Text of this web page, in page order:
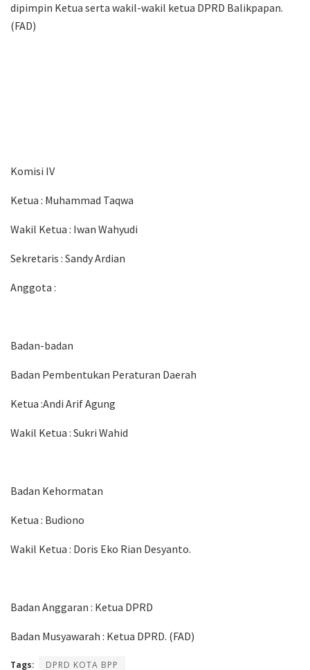
dipimpin Ketua serta wakil-wakil ketua DPRD Balikpapan.
(FAD)
Komisi IV
Ketua : Muhammad Taqwa
Wakil Ketua : Iwan Wahyudi
Sekretaris : Sandy Ardian
Anggota :
Badan-badan
Badan Pembentukan Peraturan Daerah
Ketua :Andi Arif Agung
Wakil Ketua : Sukri Wahid
Badan Kehormatan
Ketua : Budiono
Wakil Ketua : Doris Eko Rian Desyanto.
Badan Anggaran : Ketua DPRD
Badan Musyawarah : Ketua DPRD. (FAD)
Tags: DPRD KOTA BPP